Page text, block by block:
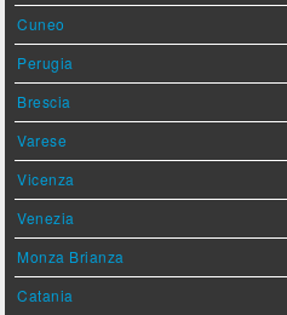
Cuneo
Perugia
Brescia
Varese
Vicenza
Venezia
Monza Brianza
Catania